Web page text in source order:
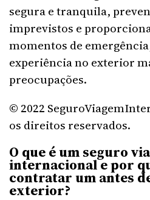
segura e tranquila,
imprevistos e
momentos de
experiência no exterior
preocupações.
© 2022
os direitos reservados.
O que é um seguro
internacional e por
contratar um antes
exterior?